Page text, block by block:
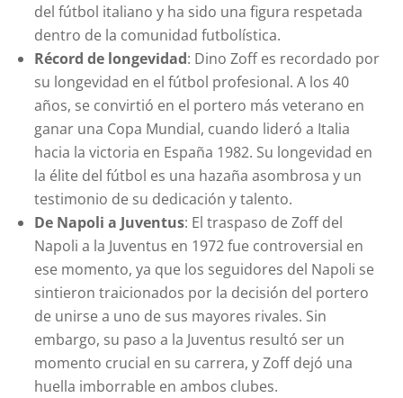
del fútbol italiano y ha sido una figura respetada
dentro de la comunidad futbolística.
Récord de longevidad: Dino Zoff es recordado por
su longevidad en el fútbol profesional. A los 40
años, se convirtió en el portero más veterano en
ganar una Copa Mundial, cuando lideró a Italia
hacia la victoria en España 1982. Su longevidad en
la élite del fútbol es una hazaña asombrosa y un
testimonio de su dedicación y talento.
De Napoli a Juventus: El traspaso de Zoff del
Napoli a la Juventus en 1972 fue controversial en
ese momento, ya que los seguidores del Napoli se
sintieron traicionados por la decisión del portero
de unirse a uno de sus mayores rivales. Sin
embargo, su paso a la Juventus resultó ser un
momento crucial en su carrera, y Zoff dejó una
huella imborrable en ambos clubes.